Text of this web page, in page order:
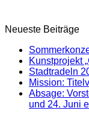
Neueste Beiträge
Kunstprojekt
Stadtradeln
Mission:
Absage:
und 24. Juni